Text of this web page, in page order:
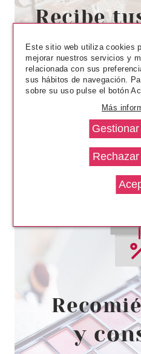
ESSENCE
SOFT &
Pvr 1.29€
-19%
ESSENCE
LABIAL
-14%
Este sitio web utiliza cookies
mejorar nuestros servicios y
relacionada con sus
sus hábitos de navegación.
sobre su uso pulse el botón
Más